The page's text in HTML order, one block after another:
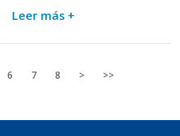
Leer más +
Page
6 Page
7 Page
8
Siguiente
>
Última
>>